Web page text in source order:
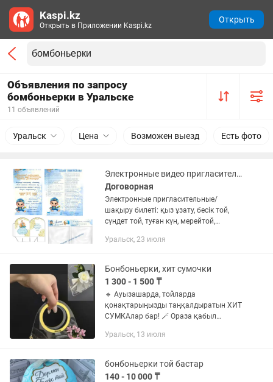
Объявления по запросу
бомбоньерки в Уральске
11 объявлений
Уральск Цена Возможен выезд Есть фото
Электронные видео пригласительный, бонбоньерка, логотип
Договорная
Электронные пригласительные/
шақыру билеті: қыз ұзату, бесік той,
сүндет той, туған күн, мерейтой,
Логотип, эмблема для вашего бизнеса
Уральск, 23 июля
Бонбоньерки, хит сумочки
1 300 - 1 500 ₸
🔹 Ауызашарда, тойларда
қонақтарыңызды таңқалдыратын ХИТ
СУМКАлар бар! 🪄 Ораза қабыл
жоғары доставка тегін! 📍
РИЗА ЕТЕДІ! Ішіне...
Уральск, 13 июля
бонбоньерки той бастар
140 - 10 000 ₸
Kaspi.kz
Открыть в Приложении Kaspi.kz
Открыть